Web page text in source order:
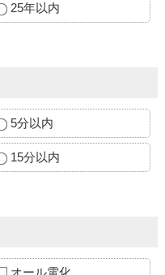
25年以内
5分以内
15分以内
オール電化